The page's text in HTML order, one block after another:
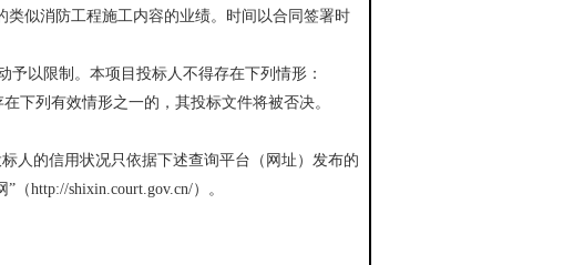
类似消防工程施工内容的业绩。时间以合同签署时
以限制。本项目投标人不得存在下列情形：
下列有效情形之一的，其投标文件将被否决。
人的信用状况只依据下述查询平台（网址）发布的
”（http://shixin.court.gov.cn/）。